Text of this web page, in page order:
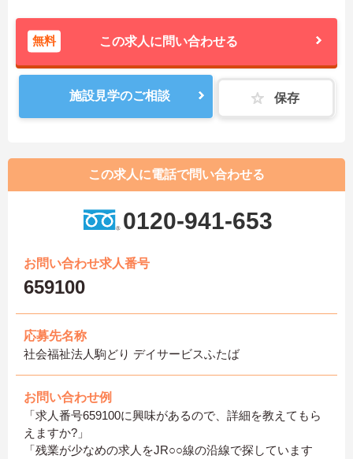
無料 この求人に問い合わせる
施設見学のご相談 保存
この求人に電話で問い合わせる
0120-941-653
お問い合わせ求人番号
659100
応募先名称
社会福祉法人駒どり デイサービスふたば
お問い合わせ例
「求人番号659100に興味があるので、詳細を教えてもら
えますか?」
「残業が少なめの求人をJR○○線の沿線で探しています